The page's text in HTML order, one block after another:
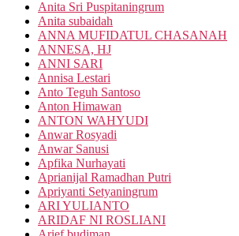
Anita Sri Puspitaningrum
Anita subaidah
ANNA MUFIDATUL CHASANAH
ANNESA, HJ
ANNI SARI
Annisa Lestari
Anto Teguh Santoso
Anton Himawan
ANTON WAHYUDI
Anwar Rosyadi
Anwar Sanusi
Apfika Nurhayati
Aprianijal Ramadhan Putri
Apriyanti Setyaningrum
ARI YULIANTO
ARIDAF NI ROSLIANI